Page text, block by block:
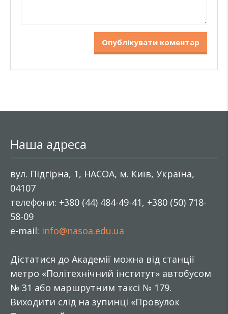
Наша адреса
вул. Підгірна, 1, НАСОА, м. Київ, Україна,
04107
телефони: +380 (44) 484-49-41, +380 (50) 718-
58-09
e-mail: info@nasoa.edu.ua
Дістатися до Академії можна від станції
метро «Політехнічний інститут» автобусом
№ 31 або маршрутним таксі № 179.
Виходити слід на зупинці «Провулок